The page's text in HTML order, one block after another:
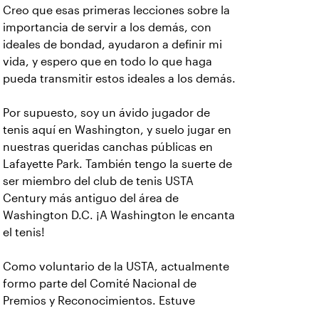
Creo que esas primeras lecciones sobre la
importancia de servir a los demás, con
ideales de bondad, ayudaron a definir mi
vida, y espero que en todo lo que haga
pueda transmitir estos ideales a los demás.
Por supuesto, soy un ávido jugador de
tenis aquí en Washington, y suelo jugar en
nuestras queridas canchas públicas en
Lafayette Park. También tengo la suerte de
ser miembro del club de tenis USTA
Century más antiguo del área de
Washington D.C. ¡A Washington le encanta
el tenis!
Como voluntario de la USTA, actualmente
formo parte del Comité Nacional de
Premios y Reconocimientos. Estuve